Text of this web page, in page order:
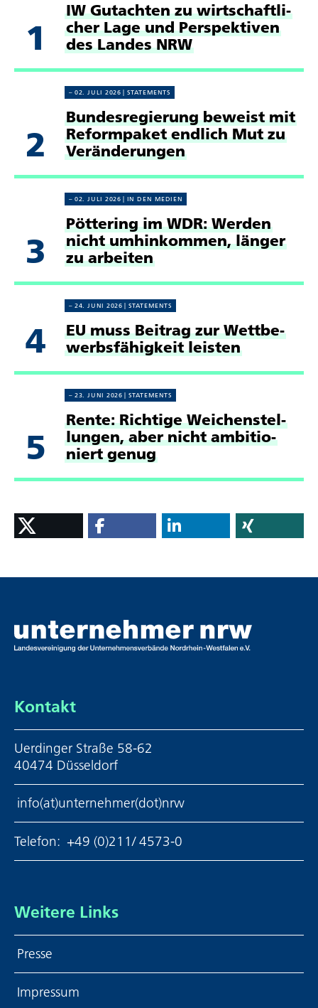
1
IW Gutachten zu wirt­schaft­li­
cher Lage und Perspek­tiven
des Landes NRW
2
02. JULI 2026 STATE­MENTS
Bundes­re­gie­rung beweist mit
Reform­paket endlich Mut zu
Verän­de­rungen
3
02. JULI 2026 IN DEN MEDIEN
Pöttering im WDR: Werden
nicht umhin­kommen, länger
zu arbeiten
4
24. JUNI 2026 STATE­MENTS
EU muss Beitrag zur Wett­be­
werbs­fä­hig­keit leisten
5
23. JUNI 2026 STATE­MENTS
Rente: Richtige Weichen­stel­
lungen, aber nicht ambi­tio­
niert genug
Kontakt
Uerdinger Straße 58-62
40474 Düsseldorf
info(at)unternehmer(dot)nrw
Telefon: +49 (0)211/ 4573-0
Weitere Links
Presse
Impressum